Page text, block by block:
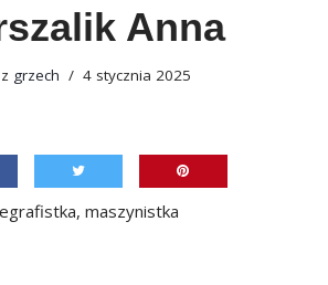
Anna
grzech 4 stycznia 2025
maszynistka